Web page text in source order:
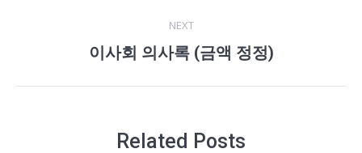
NEXT
Next
이사회 의사록 (금액 정정)
Related Posts